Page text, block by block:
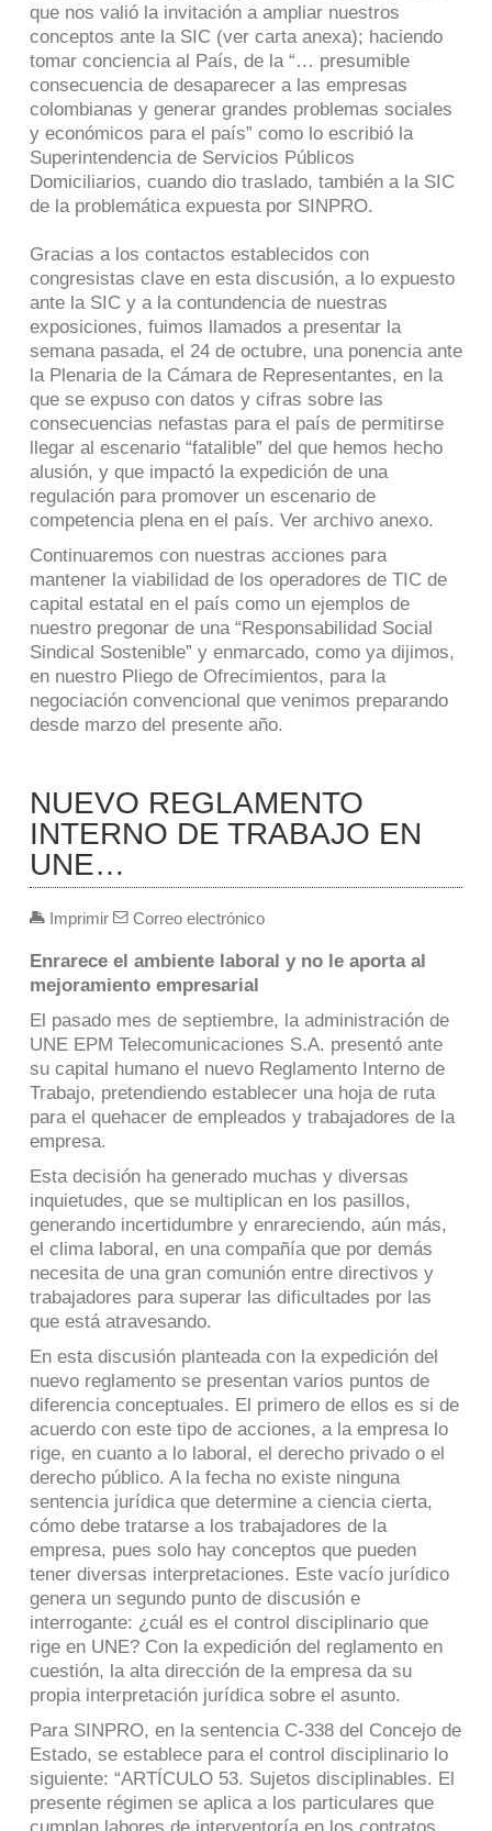
que nos valió la invitación a ampliar nuestros
conceptos ante la SIC (ver carta anexa); haciendo
tomar conciencia al País, de la “… presumible
consecuencia de desaparecer a las empresas
colombianas y generar grandes problemas sociales
y económicos para el país” como lo escribió la
Superintendencia de Servicios Públicos
Domiciliarios, cuando dio traslado, también a la SIC
de la problemática expuesta por SINPRO.
Gracias a los contactos establecidos con
congresistas clave en esta discusión, a lo expuesto
ante la SIC y a la contundencia de nuestras
exposiciones, fuimos llamados a presentar la
semana pasada, el 24 de octubre, una ponencia ante
la Plenaria de la Cámara de Representantes, en la
que se expuso con datos y cifras sobre las
consecuencias nefastas para el país de permitirse
llegar al escenario “fatalible” del que hemos hecho
alusión, y que impactó la expedición de una
regulación para promover un escenario de
competencia plena en el país. Ver archivo anexo.
Continuaremos con nuestras acciones para
mantener la viabilidad de los operadores de TIC de
capital estatal en el país como un ejemplos de
nuestro pregonar de una “Responsabilidad Social
Sindical Sostenible” y enmarcado, como ya dijimos,
en nuestro Pliego de Ofrecimientos, para la
negociación convencional que venimos preparando
desde marzo del presente año.
NUEVO REGLAMENTO
INTERNO DE TRABAJO EN
UNE…
Imprimir Correo electrónico
Enrarece el ambiente laboral y no le aporta al
mejoramiento empresarial
El pasado mes de septiembre, la administración de
UNE EPM Telecomunicaciones S.A. presentó ante
su capital humano el nuevo Reglamento Interno de
Trabajo, pretendiendo establecer una hoja de ruta
para el quehacer de empleados y trabajadores de la
empresa.
Esta decisión ha generado muchas y diversas
inquietudes, que se multiplican en los pasillos,
generando incertidumbre y enrareciendo, aún más,
el clima laboral, en una compañía que por demás
necesita de una gran comunión entre directivos y
trabajadores para superar las dificultades por las
que está atravesando.
En esta discusión planteada con la expedición del
nuevo reglamento se presentan varios puntos de
diferencia conceptuales. El primero de ellos es si de
acuerdo con este tipo de acciones, a la empresa lo
rige, en cuanto a lo laboral, el derecho privado o el
derecho público. A la fecha no existe ninguna
sentencia jurídica que determine a ciencia cierta,
cómo debe tratarse a los trabajadores de la
empresa, pues solo hay conceptos que pueden
tener diversas interpretaciones. Este vacío jurídico
genera un segundo punto de discusión e
interrogante: ¿cuál es el control disciplinario que
rige en UNE? Con la expedición del reglamento en
cuestión, la alta dirección de la empresa da su
propia interpretación jurídica sobre el asunto.
Para SINPRO, en la sentencia C-338 del Concejo de
Estado, se establece para el control disciplinario lo
siguiente: “ARTÍCULO 53. Sujetos disciplinables. El
presente régimen se aplica a los particulares que